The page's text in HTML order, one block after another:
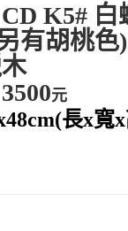
CD K5#
有胡桃色)
00元
cm(長x寬